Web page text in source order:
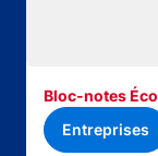
Bloc-notes Éco
Entreprises